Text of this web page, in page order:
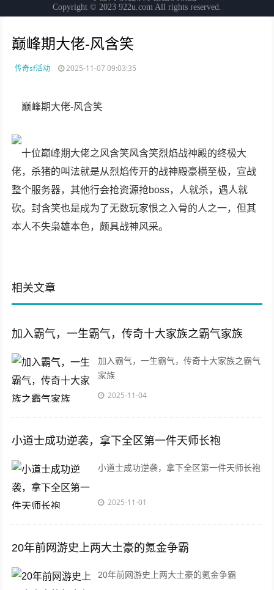
巅峰期大佬-风含笑
传奇sf活动 2025-11-07 09:03:35
巅峰期大佬-风含笑
十位巅峰期大佬之风含笑风含笑烈焰战神殿的终极大
佬，杀猪的叫法就是从烈焰传开的战神殿豪横至极，宣战
整个服务器，其他行会抢资源抢boss，人就杀，遇人就
砍。封含笑也是成为了无数玩家恨之入骨的人之一，但其
本人不失枭雄本色，颇具战神风采。
相关文章
加入霸气，一生霸气，传奇十大家族之霸气家族
加入霸气，一生霸气，传奇十大家族之霸气
家族
2025-11-04
小道士成功逆袭，拿下全区第一件天师长袍
小道士成功逆袭，拿下全区第一件天师长袍
2025-11-01
20年前网游史上两大土豪的氪金争霸
20年前网游史上两大土豪的氪金争霸